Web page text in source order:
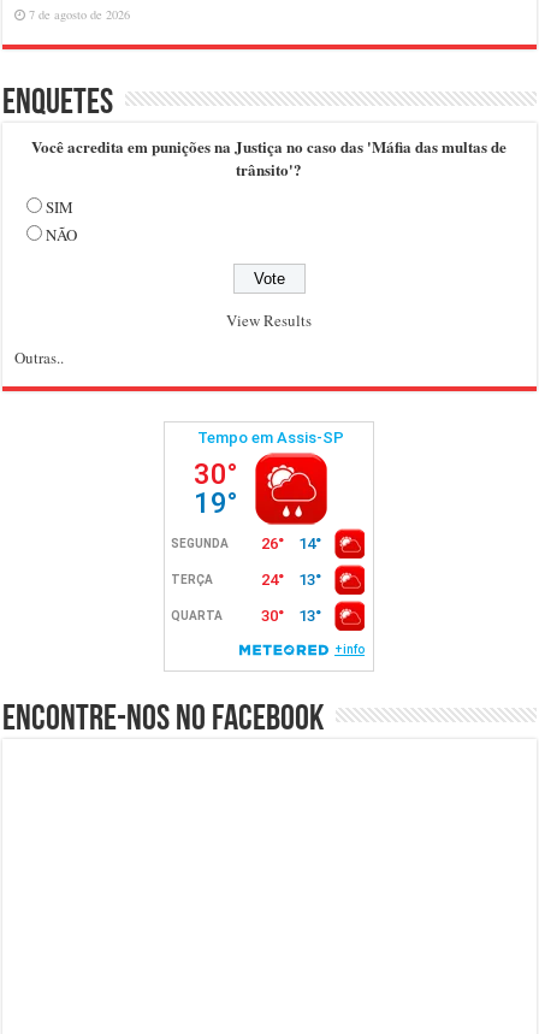
7 de agosto de 2026
Enquetes
Você acredita em punições na Justiça no caso das 'Máfia das multas de
trânsito'?
SIM
NÃO
View Results
Outras..
Encontre-nos no Facebook